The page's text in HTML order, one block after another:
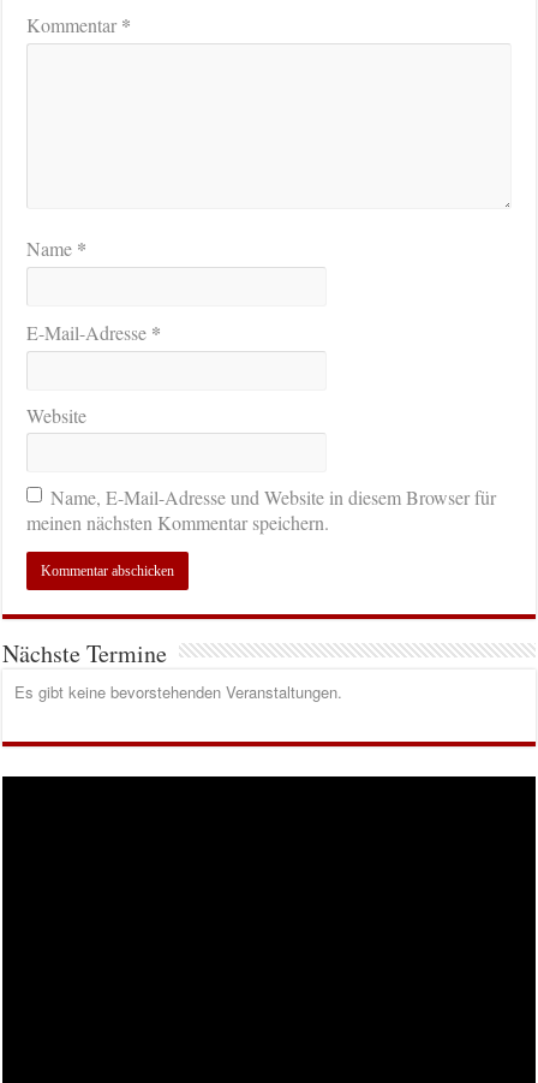
Kommentar*
Name *
E-Mail-Adresse *
Website
Name, E-Mail-Adresse und Website in diesem Browser für
meinen nächsten Kommentar speichern.
Nächste Termine
Es gibt keine bevorstehenden Veranstaltungen.